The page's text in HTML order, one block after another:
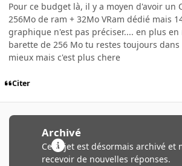
Pour ce budget là, il y a moyen d'avoir un
256Mo de ram + 32Mo VRam dédié mais
graphique n'est pas préciser.... en plus
barette de 256 Mo tu restes toujours
mieux mais c'est plus chere
Citer
Archivé
Ce sujet est désormais archivé et
recevoir de nouvelles réponses.